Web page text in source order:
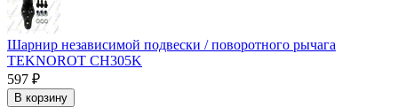
Шарнир независимой подвески / поворотного рычага
TEKNOROT CH305K
597 ₽
В корзину